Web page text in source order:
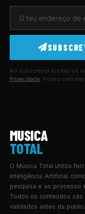
Ao subscrever aceitas os
Privacidade. Podes
MUSICA
TOTAL
O Música Total utiliza
Inteligência Artificial
pesquisa e ao processo
Todos os conteúdos
validados antes da